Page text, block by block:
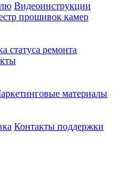
Видеоинструкции
прошивок камер
статуса ремонта
материалы
Контакты поддержки